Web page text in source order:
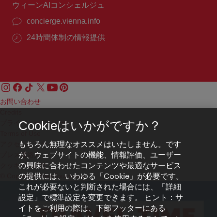
ウィーンAIコンシェルジュ
concierge.vienna.info
24時間体制の情報提供
お問い合わせ
プライバシーポリシー
アクセシビリティ
プレス連絡先
クッキーの設定
© Copyright WienTourismus
Cookieはいかがですか？
もちろん無理なオススメはいたしません。です
が、ウェブサイトの機能、情報評価、ユーザー
の興味に合わせたコンテンツや最適なサービス
の提供には、いわゆる「Cookie」が必要です。
これが必要ないと判断された場合には、「詳細
設定」で標準設定を変更できます。 ヒント：サ
イトをご利用の際は、下部フッターにある